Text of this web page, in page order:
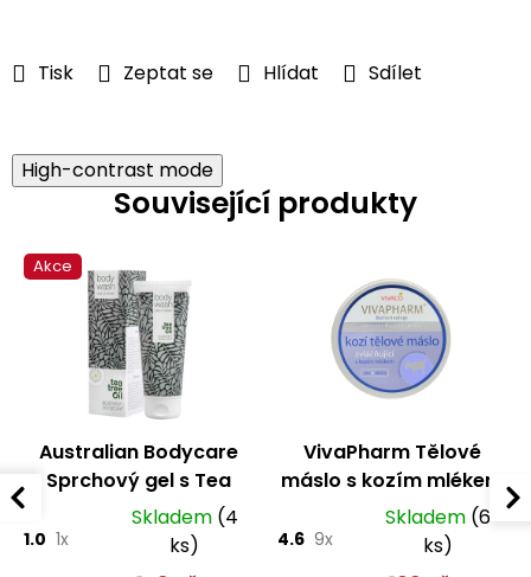
Tisk Zeptat se Hlídat Sdílet
High-contrast mode
Související produkty
Akce
Australian Bodycare
Sprchový gel s Tea
Tree olejem 200 ml
1.0 1x
Skladem (4
ks)
VivaPharm Tělové
máslo s kozím mlékem
200 ml
4.6 9x
Skladem (6
ks)